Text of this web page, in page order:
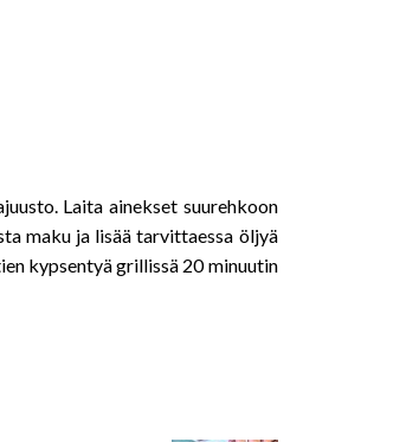
Laita ainekset suurehkoon
maku ja lisää tarvittaessa öljyä
kypsentyä grillissä 20 minuutin